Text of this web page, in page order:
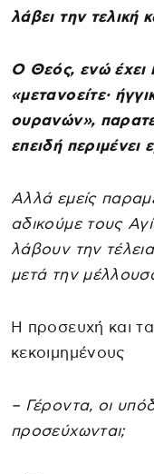
λάβει την τελική
Ο Θεός, ενώ έχει
«μετανοείτε·
ουρανών»,
επειδή
Αλλά εμείς
αδικούμε τους
λάβουν την
μετά την
Η προσευχή και
κεκοιμημένους
– Γέροντα, οι
προσεύχωνται;